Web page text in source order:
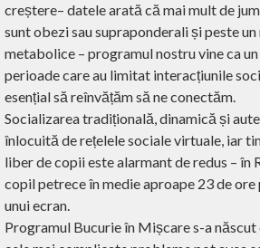
creștere– datele arată că mai mult de
sunt obezi sau supraponderali și peste
metabolice – programul nostru vine ca
perioade care au limitat interacțiunile
esențial să reînvățăm să ne conectăm.
Socializarea tradițională, dinamică și
înlocuită de rețelele sociale virtuale, iar
liber de copii este alarmant de redus – în
copil petrece în medie aproape 23 de
unui ecran.
Programul Bucurie în Mișcare s-a